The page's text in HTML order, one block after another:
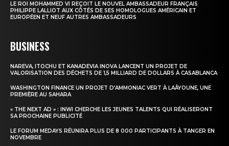
LE ROI MOHAMMED VI REÇOIT LE NOUVEL AMBASSADEUR FRANÇAIS
PHILIPPE LALLIOT AUX CÔTÉS DE SES HOMOLOGUES AMÉRICAIN ET
EUROPÉEN ET NEUF AUTRES AMBASSADEURS
BUSINESS
NAREVA, ITOCHU ET KANADEVIA INOVA LANCENT UN PROJET DE
VALORISATION DES DÉCHETS DE 1,5 MILLIARD DE DOLLARS À CASABLANCA
WASHINGTON FINANCE UN PROJET D’AMMONIAC VERT À LAÂYOUNE, UNE
PREMIÈRE AU SAHARA
« THE NEXT AD » : INWI CHERCHE LES JEUNES TALENTS QUI RÉALISERONT
SA PROCHAINE PUBLICITÉ
LE FORUM MEDAYS RÉUNIRA PLUS DE 8 000 PARTICIPANTS À TANGER EN
NOVEMBRE